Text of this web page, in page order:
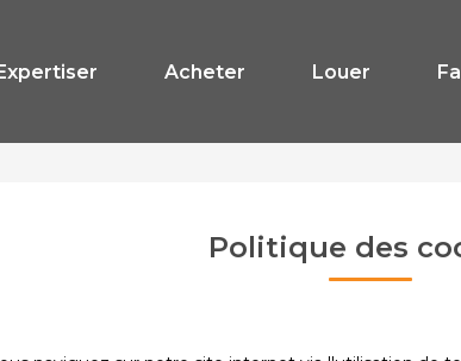
Acheter Louer
Politique des